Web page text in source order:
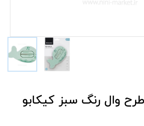
وال رنگ سبز کيکابو